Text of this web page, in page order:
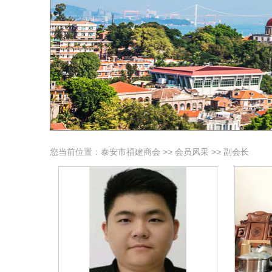
您当前位置： 泰安市福建商会 >> 会员风采 >> 副会长